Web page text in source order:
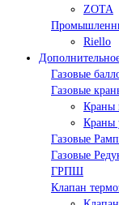
ZOTA
Riello
Газовые
Газовые
Краны
Краны
Газовые
Газовые
ГРПШ
Клапан